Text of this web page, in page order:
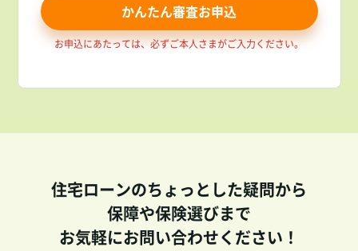
かんたん審査お申込
お申込にあたっては、必ずご本人さまがご入力ください。
住宅ローンのちょっとした疑問から
保障や保険選びまで
お気軽にお問い合わせください！